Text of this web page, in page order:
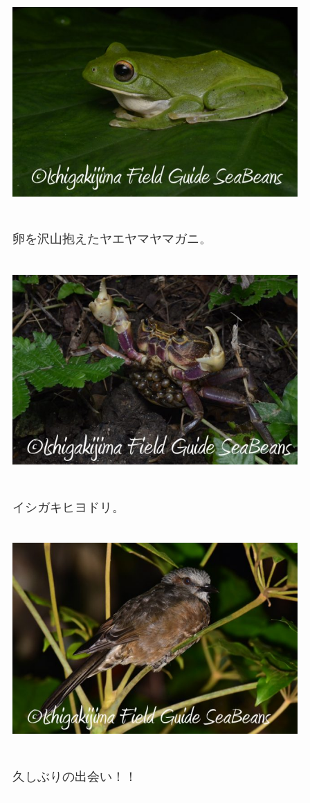
卵を沢山抱えたヤエヤマヤマガニ。
イシガキヒヨドリ。
久しぶりの出会い！！